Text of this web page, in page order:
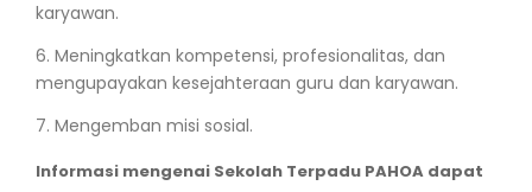
karyawan.
6. Meningkatkan kompetensi, profesionalitas, dan
mengupayakan kesejahteraan guru dan karyawan.
7. Mengemban misi sosial.
Informasi mengenai Sekolah Terpadu PAHOA dapat